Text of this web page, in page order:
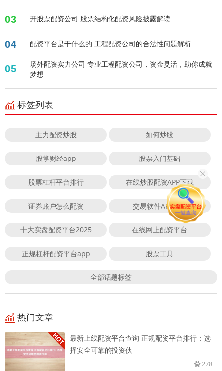
03 开股票配资公司 股票结构化配资风险披露解读
04 配资平台是干什么的 工程配资公司的合法性问题解析
05
场外配资实力公司 专业工程配资公司，资金灵活，助你成就
梦想
标签列表
主力配资炒股 如何炒股
股掌财经app 股票入门基础
股票杠杆平台排行 在线炒股配资APP下载
证券账户怎么配资 交易软件APP下载
十大实盘配资平台2025 在线网上配资平台
正规杠杆配资平台app 股票工具
全部话题标签
热门文章
最新上线配资平台查询 正规配资平台排行：选
择安全可靠的投资伙
278